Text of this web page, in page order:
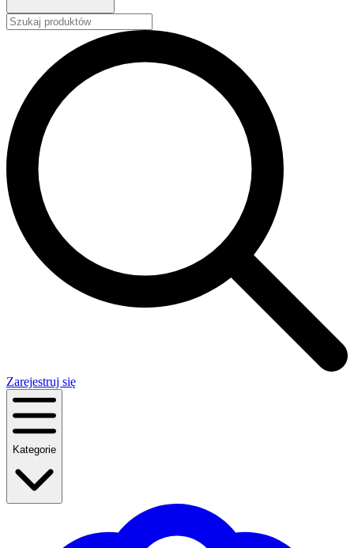
Zarejestruj się
Kategorie